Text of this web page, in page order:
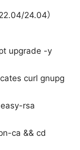
24.04）
upgrade -y
curl gnupg
rsa
ca && cd